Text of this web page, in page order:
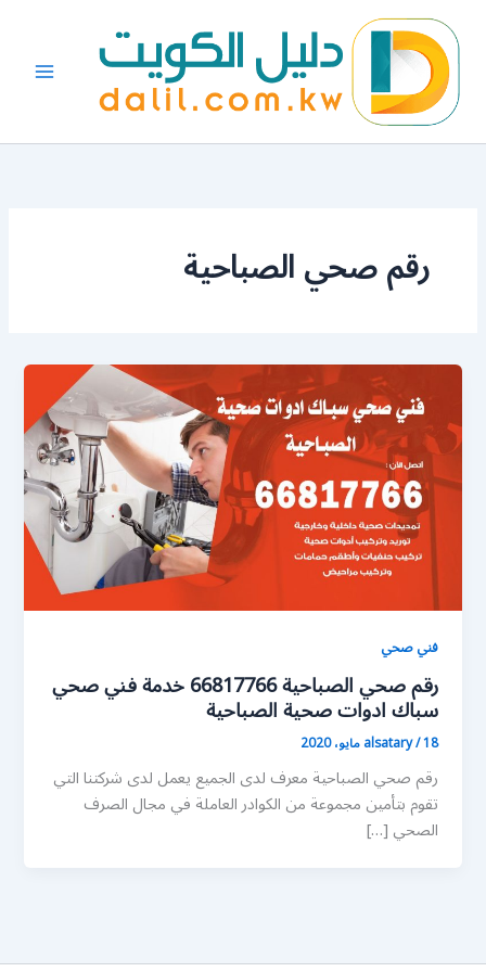
المحتوى
رقم صحي الصباحية
فني صحي
رقم صحي الصباحية 66817766 خدمة فني صحي
سباك ادوات صحية الصباحية
alsatary/18 مايو، 2020
رقم صحي الصباحية معرف لدى الجميع يعمل لدى شركتنا التي
تقوم بتأمين مجموعة من الكوادر العاملة في مجال الصرف
الصحي […]